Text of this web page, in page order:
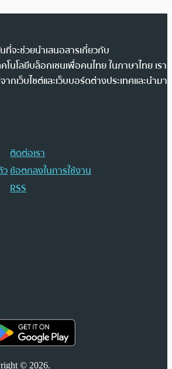
จะช่วยนำเสนอสารเกี่ยวกับ
โนโลยีบล็อกเชนเพื่อคนไทย ในภาษาไทย เรา
เว็บไซต์และเว็บบอร์ดต่างประเทศและนำมา
ติดต่อเรา
ข้อตกลงในการใช้งาน
RSS
© 2026.